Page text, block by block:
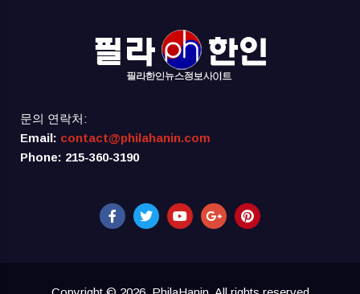
문의 연락처:
Email: contact@philahanin.com
Phone: 215-360-3190